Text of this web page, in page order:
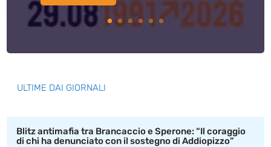
ULTIME DAI GIORNALI
Blitz antimafia tra Brancaccio e Sperone: “Il coraggio
di chi ha denunciato con il sostegno di Addiopizzo”